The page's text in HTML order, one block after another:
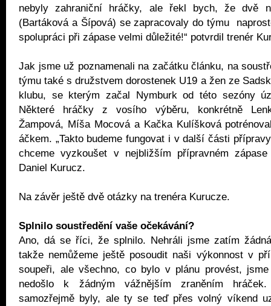
nebyly zahraniční hráčky, ale řekl bych, že dvě
(Bartáková a Šípová) se zapracovaly do týmu
spolupráci při zápase velmi důležité!“ potvrdil trenér
Jak jsme už poznamenali na začátku článku, na
týmu také s družstvem dorostenek U19 a žen ze
klubu, se kterým začal Nymburk od této sezóny
Některé hráčky z vosího výběru, konkrétně
Žampová, Míša Mocová a Kačka Kulíšková
áčkem. „Takto budeme fungovat i v další části
chceme vyzkoušet v nejbližším přípravném
Daniel Kurucz.
Na závěr ještě dvě otázky na trenéra Kurucze.
Splnilo soustředění vaše očekávání?
Ano, dá se říci, že splnilo. Nehráli jsme zatím
takže nemůžeme ještě posoudit naši výkonnost v
soupeři, ale všechno, co bylo v plánu provést,
nedošlo k žádným vážnějším zraněním
samozřejmě byly, ale ty se teď přes volný víkend